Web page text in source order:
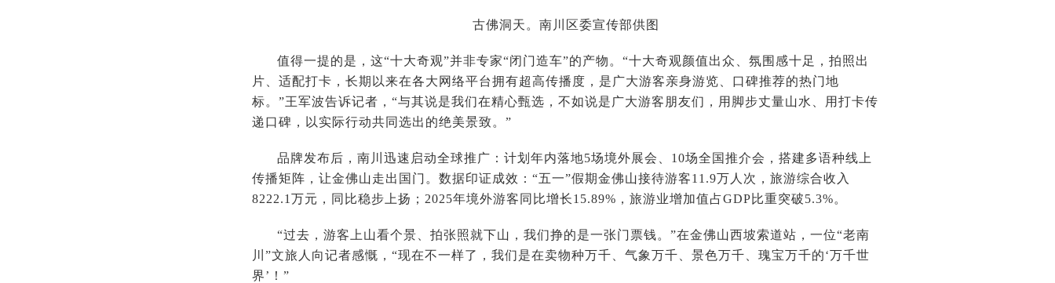
古佛洞天。南川区委宣传部供图
值得一提的是，这“十大奇观”并非专家“闭门造车”的产物。“十大奇观颜值出众、氛围感十足，拍照出
片、适配打卡，长期以来在各大网络平台拥有超高传播度，是广大游客亲身游览、口碑推荐的热门地
标。”王军波告诉记者，“与其说是我们在精心甄选，不如说是广大游客朋友们，用脚步丈量山水、用打卡传
递口碑，以实际行动共同选出的绝美景致。”
品牌发布后，南川迅速启动全球推广：计划年内落地5场境外展会、10场全国推介会，搭建多语种线上
传播矩阵，让金佛山走出国门。数据印证成效：“五一”假期金佛山接待游客11.9万人次，旅游综合收入
8222.1万元，同比稳步上扬；2025年境外游客同比增长15.89%，旅游业增加值占GDP比重突破5.3%。
“过去，游客上山看个景、拍张照就下山，我们挣的是一张门票钱。”在金佛山西坡索道站，一位“老南
川”文旅人向记者感慨，“现在不一样了，我们是在卖物种万千、气象万千、景色万千、瑰宝万千的‘万千世
界’！”